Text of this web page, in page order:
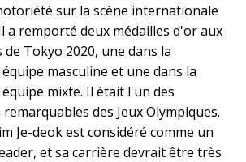
sur la scène internationale
a remporté deux médailles d'or aux
de Tokyo 2020, une dans la
masculine et une dans la
mixte. Il était l'un des
des Jeux Olympiques.
Je-deok est considéré comme un
et sa carrière devrait être très